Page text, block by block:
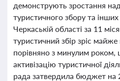
демонструють зростання
туристичного збору та
Черкаській області за 11
туристичний збір зріс
порівняно з минулим роком,
активізацію туристичної
рада затвердила бюджет на